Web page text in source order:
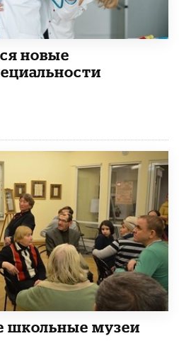
новые
школьные музеи